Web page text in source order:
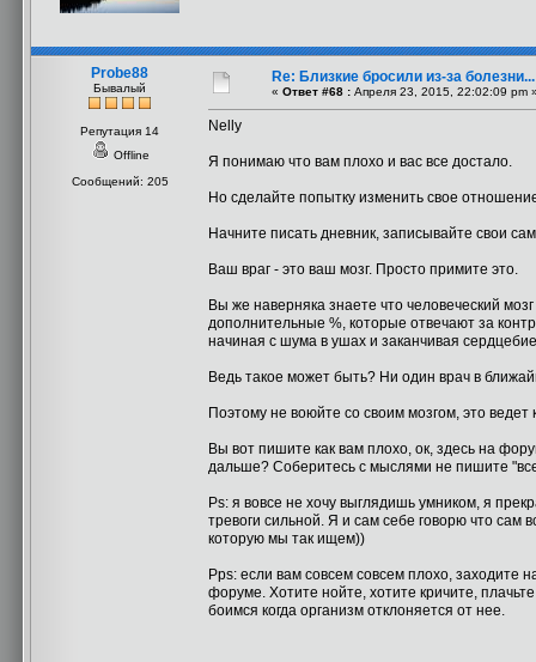
Probe88
Бывалый
Репутация 14
Offline
Сообщений: 205
Re: Близкие бросили из-за
« Ответ #68 : Апреля 23, 2015, 22:02:09 pm
Nelly
Я понимаю что вам плохо и вас все достало.
Но сделайте попытку изменить свое
Начните писать дневник, записывайте свои
Ваш враг - это ваш мозг. Просто примите это.
Вы же наверняка знаете что человеческий
дополнительные %, которые отвечают за
начиная с шума в ушах и заканчивая
Ведь такое может быть? Ни один врач в
Поэтому не воюйте со своим мозгом, это
Вы вот пишите как вам плохо, ок, здесь на
дальше? Соберитесь с мыслями не пишите
Ps: я вовсе не хочу выглядишь умником, я
тревоги сильной. Я и сам себе говорю что сам
которую мы так ищем))
Pps: если вам совсем совсем плохо, заходите
форуме. Хотите нойте, хотите кричите,
боимся когда организм отклоняется от нее.